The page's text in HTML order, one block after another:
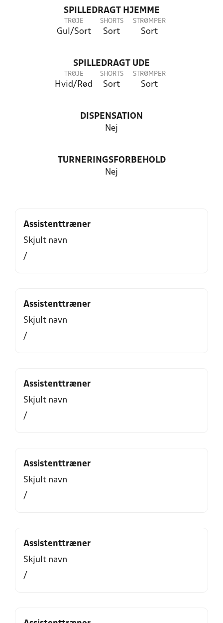
SPILLEDRAGT HJEMME
TRØJE
Gul/Sort
SHORTS
Sort
STRØMPER
Sort
SPILLEDRAGT UDE
TRØJE
Hvid/Rød
SHORTS
Sort
STRØMPER
Sort
DISPENSATION
Nej
TURNERINGSFORBEHOLD
Nej
Assistenttræner
Skjult navn
/
Assistenttræner
Skjult navn
/
Assistenttræner
Skjult navn
/
Assistenttræner
Skjult navn
/
Assistenttræner
Skjult navn
/